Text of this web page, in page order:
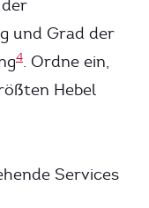
und Grad der
4. Ordne ein,
Hebel
Services